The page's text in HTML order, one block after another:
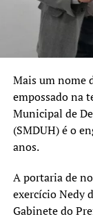
Mais um nome
empossado na
Municipal de
(SMDUH) é o
anos.
A portaria de
exercício Nedy
Gabinete do